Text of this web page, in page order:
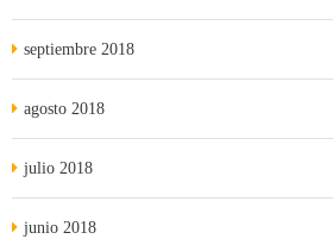
septiembre 2018
agosto 2018
julio 2018
junio 2018